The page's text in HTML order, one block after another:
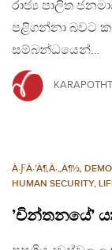
රාජ්‍ය පාලිත
පළිගන්නා බවට
සම්බන්ධයෙන්…
À·ƑÀ·’À¶‚À·„À¶½,
HUMAN SECURITY,
’චින්තනයේ’